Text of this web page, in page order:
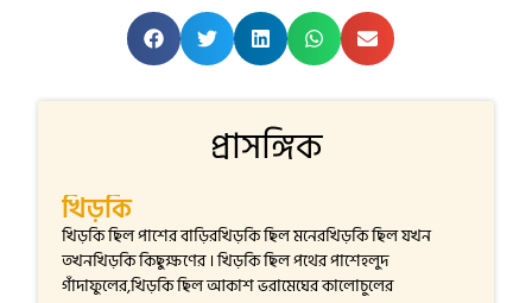
প্রাসঙ্গিক
খিড়কি
খিড়কি ছিল পাশের বাড়িরখিড়কি ছিল মনেরখিড়কি ছিল যখন
তখনখিড়কি কিছুক্ষণের । খিড়কি ছিল পথের পাশেহলুদ
গাঁদাফুলের,খিড়কি ছিল আকাশ ভরামেঘের কালোচুলের